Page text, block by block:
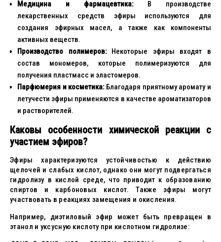
Медицина и фармацевтика:В производстве
лекарственных средств эфиры используются для
создания эфирных масел, а также как компоненты
активных веществ.
Производство полимеров:Некоторые эфиры входят в
состав мономеров, которые полимеризуются для
получения пластмасс и эластомеров.
Парфюмерия и косметика:Благодаря приятному аромату и
летучести эфиры применяются в качестве ароматизаторов
и растворителей.
Каковы особенности химической реакции с
участием эфиров?
Эфиры характеризуются устойчивостью к действию
щелочей и слабых кислот, однако они могут подвергаться
гидролизу в кислой среде, что приводит к образованию
спиртов и карбоновых кислот. Также эфиры могут
участвовать в реакциях замещения и окисления.
Например, диэтиловый эфир может быть превращен в
этанол и уксусную кислоту при кислотном гидролизе: